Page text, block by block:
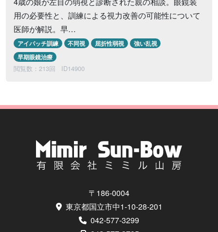
用の必要性と、訓練による視力改善の可能性について
医師が解説。早…
アイパッチ訓練 不同視 屈折性弱視
強い乱視
早期眼鏡治療
閲覧数：213回 ID14900
〒186-0004
東京都国立市中1-10-28-201
042-577-3299